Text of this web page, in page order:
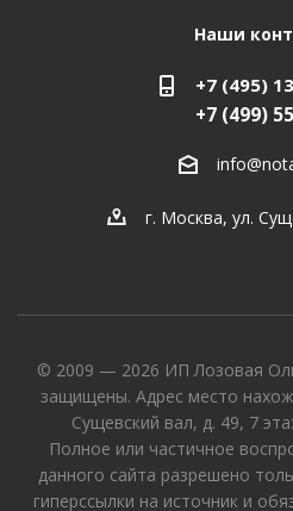
Наши
+7 (495)
+7 (499)
г. Москва, ул.
© 2009 — 2026 ИП Лозовая
защищены. Адрес место
Сущевский вал, д. 49, 7
Полное или частичное
данного сайта разрешено
гиперссылки на источник и